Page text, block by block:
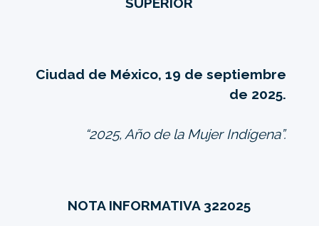
Ciudad de México, 19 de septiembre
de 2025.
“2025, Año de la Mujer Indígena”.
NOTA INFORMATIVA 322025